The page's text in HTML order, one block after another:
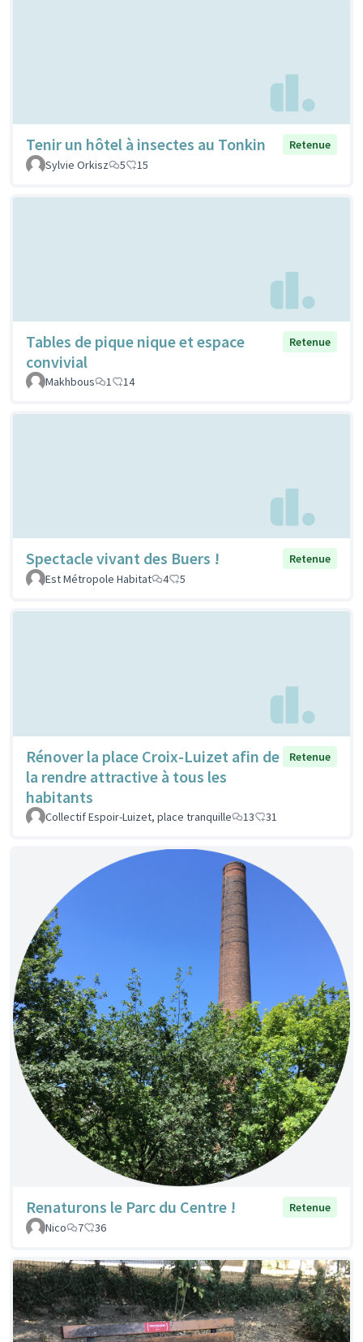
Tenir un hôtel à insectes au Tonkin
Retenue
Sylvie Orkisz
5 15
Tables de pique nique et espace
convivial
Retenue
Makhbous 1 14
Spectacle vivant des Buers !
Retenue
Est Métropole Habitat
4 5
Rénover la place Croix-Luizet afin de
la rendre attractive à tous les
habitants
Retenue
Collectif Espoir-Luizet, place tranquille 13 31
Renaturons le Parc du Centre !
Retenue
Nico
7 36